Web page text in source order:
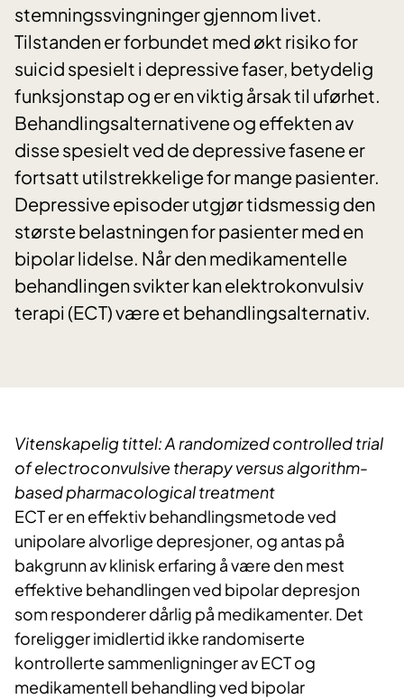
stemningssvingninger gjennom livet.
Tilstanden er forbundet med økt risiko for
suicid spesielt i depressive faser, betydelig
funksjonstap og er en viktig årsak til uførhet.
Behandlingsalternativene og effekten av
disse spesielt ved de depressive fasene er
fortsatt utilstrekkelige for mange pasienter.
Depressive episoder utgjør tidsmessig den
største belastningen for pasienter med en
bipolar lidelse. Når den medikamentelle
behandlingen svikter kan elektrokonvulsiv
terapi (ECT) være et behandlingsalternativ.
Vitenskapelig tittel: A randomized controlled trial
of electroconvulsive therapy versus algorithm-
based pharmacological treatment
ECT er en effektiv behandlingsmetode ved
unipolare alvorlige depresjoner, og antas på
bakgrunn av klinisk erfaring å være den mest
effektive behandlingen ved bipolar depresjon
som responderer dårlig på medikamenter. Det
foreligger imidlertid ikke randomiserte
kontrollerte sammenligninger av ECT og
medikamentell behandling ved bipolar